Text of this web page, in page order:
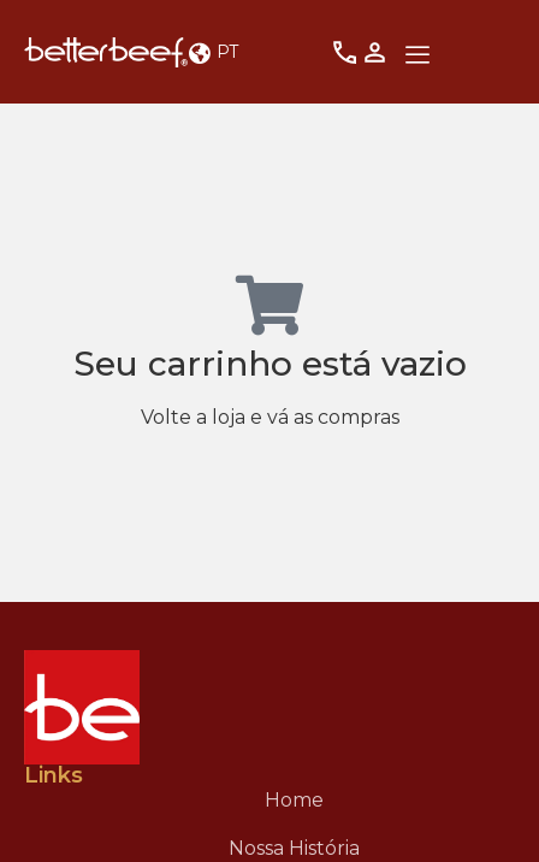
PT
Seu carrinho está vazio
Volte a loja e vá as compras
Links
Home
Nossa História